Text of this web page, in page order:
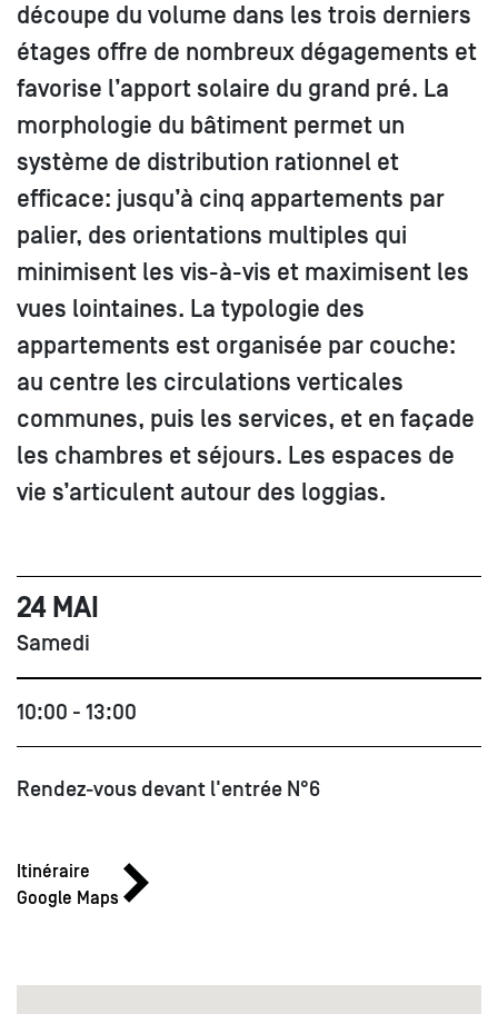
découpe du volume dans les trois derniers
étages offre de nombreux dégagements et
favorise l’apport solaire du grand pré. La
morphologie du bâtiment permet un
système de distribution rationnel et
efficace: jusqu’à cinq appartements par
palier, des orientations multiples qui
minimisent les vis-à-vis et maximisent les
vues lointaines. La typologie des
appartements est organisée par couche:
au centre les circulations verticales
communes, puis les services, et en façade
les chambres et séjours. Les espaces de
vie s’articulent autour des loggias.
24 MAI
Samedi
10:00 - 13:00
Rendez-vous devant l'entrée N°6
Itinéraire
Google Maps